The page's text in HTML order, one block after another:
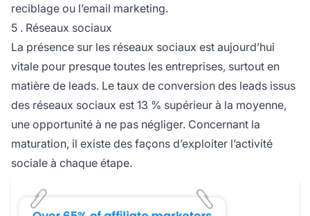
reciblage ou l’email marketing.
5 . Réseaux sociaux
La présence sur les réseaux sociaux est aujourd’hui
vitale pour presque toutes les entreprises, surtout en
matière de leads. Le taux de conversion des leads issus
des réseaux sociaux est 13 % supérieur à la moyenne,
une opportunité à ne pas négliger. Concernant la
maturation, il existe des façons d’exploiter l’activité
sociale à chaque étape.